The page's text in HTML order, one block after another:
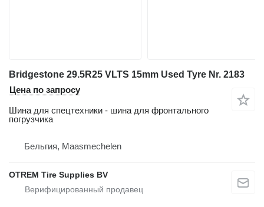
Bridgestone 29.5R25 VLTS 15mm Used Tyre Nr. 2183
Цена по запросу
Шина для спецтехники - шина для фронтального
погрузчика
Бельгия, Maasmechelen
OTREM Tire Supplies BV